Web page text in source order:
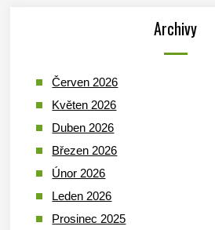
Archivy
Červen 2026
Květen 2026
Duben 2026
Březen 2026
Únor 2026
Leden 2026
Prosinec 2025